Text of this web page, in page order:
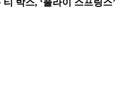
박스, ‘풀라이 스프링스’